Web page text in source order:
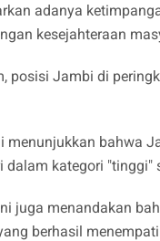
adanya
kesejahteraan
posisi Jambi di
menunjukkan bahwa
kategori "tinggi"
juga menandakan
berhasil